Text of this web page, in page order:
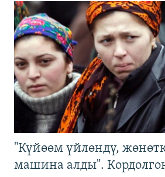
"Күйөөм үйлөндү,
машина алды".